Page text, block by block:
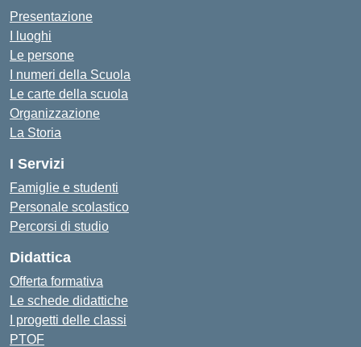
Presentazione
I luoghi
Le persone
I numeri della Scuola
Le carte della scuola
Organizzazione
La Storia
I Servizi
Famiglie e studenti
Personale scolastico
Percorsi di studio
Didattica
Offerta formativa
Le schede didattiche
I progetti delle classi
PTOF